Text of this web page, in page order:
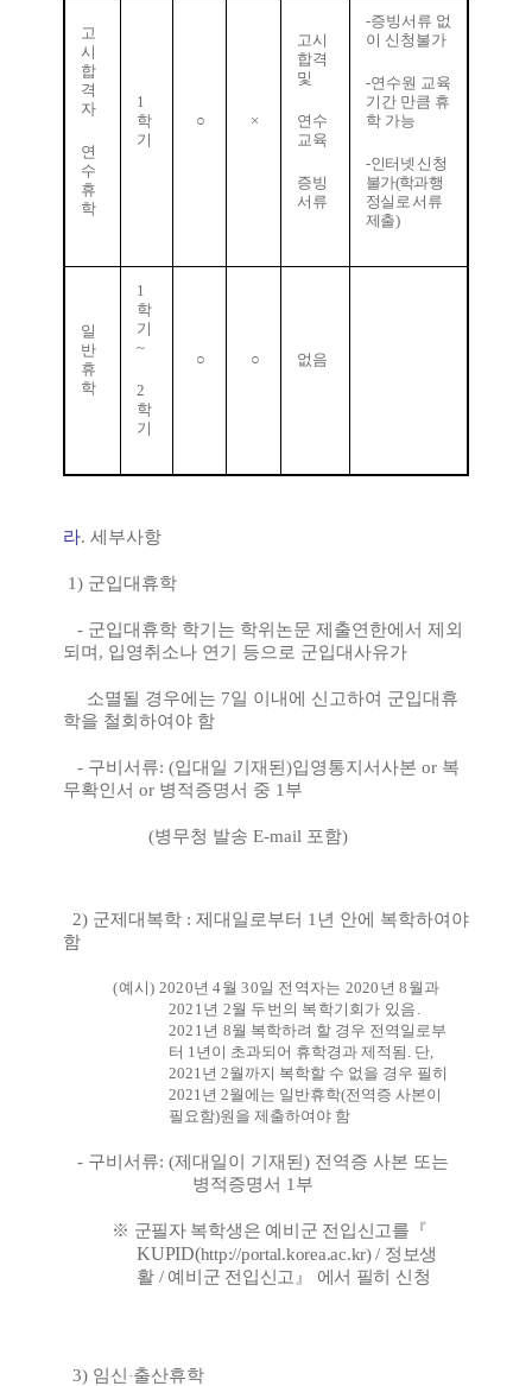
고
시
합
격
자
연
수
휴
학
1
학
기
○ ×
고시
합격
및
연수
교육
증빙
서류
-증빙서류 없
이 신청불가
-연수원 교육
기간 만큼 휴
학 가능
-인터넷 신청
불가(학과행
정실로 서류
제출)
일
반
휴
학
1
학
기
~
2
학
기
○ ○ 없음
라. 세부사항
1) 군입대휴학
- 군입대휴학 학기는 학위논문 제출연한에서 제외
되며 , 입영취소나 연기 등으로 군입대사유가
소멸될 경우에는 7일 이내에 신고하여 군입대휴
학을 철회하여야 함
- 구비서류: (입대일 기재된)입영통지서사본 or 복
무확인서 or 병적증명서 중 1부
(병무청 발송 E-mail 포함)
2) 군제대복학 : 제대일로부터 1년 안에 복학하여야
함
(예시) 2020년4월30일 전역자는 2020 년8 월과
2021년 2월 두번의 복학기회가 있음 .
2021년 8월 복학하려 할 경우 전역일로부
터 1년이 초과되어 휴학경과 제적됨 . 단,
2021년 2월까지 복학할 수 없을 경우 필히
2021년 2월에는 일반휴학(전역증 사본이
필요함)원을 제출하여야 함
- 구비서류: (제대일이 기재된) 전역증 사본 또는
병적증명서 1부
※ 군필자 복학생은 예비군 전입신고를 『
KUPID(http://portal.korea.ac.kr)/ 정보생
활 / 예비군 전입신고』 에서 필히 신청
3) 임신 ·출산휴학